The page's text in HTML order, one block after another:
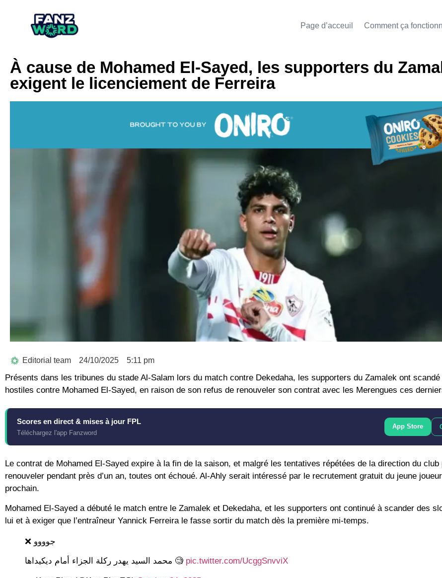
Page d’acceuil Comment ça
À cause de Mohamed El-Sayed, les supporters du
exigent le licenciement de Ferreira
Editorial team 24/10/2025 5:11 pm
Présents dans les tribunes du stade Al-Salam lors du match contre Dekedaha, les supporters du Zamalek ont
hostiles contre Mohamed El-Sayed, en raison de son refus de renouveler son contrat avec les Merengues ces
Scores en direct & mises à jour FPL
Téléchargez l'app Fanzword
App Store
Le contrat de Mohamed El-Sayed expire à la fin de la saison, et malgré les tentatives répétées de la direction du club
renouveler pendant près d’un an, toutes ont échoué. Al-Ahly serait intéressé par le recrutement gratuit du jeune joueur
prochain.
Mohamed El-Sayed a débuté le match entre le Zamalek et Dekedaha, et les supporters ont continué à scander des
lui et à exiger que l’entraîneur Yannick Ferreira le fasse sortir du match dès la première mi-temps.
جوووو ❌
محمد السيد يهدر ركلة الجزاء أمام ديكيداها 🧐 pic.twitter.com/UcggSnvviX